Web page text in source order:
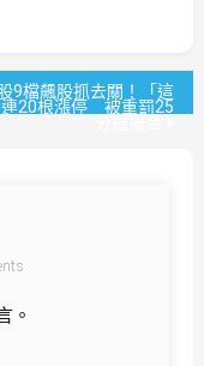
9檔飆股抓去關！「這
20根漲停 被重罰25
。